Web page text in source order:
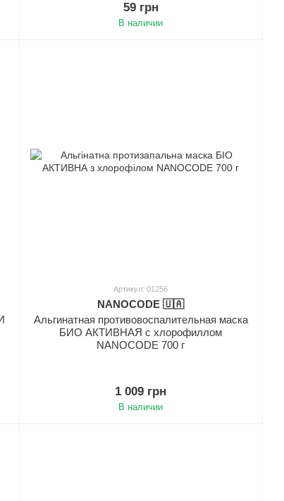
59 грн
В наличии
Артикул: 01256
NANOCODE 🇺🇦
Альгинатная противовоспалительная маска
БИО АКТИВНАЯ с хлорофиллом
NANOCODE 700 г
1 009 грн
В наличии